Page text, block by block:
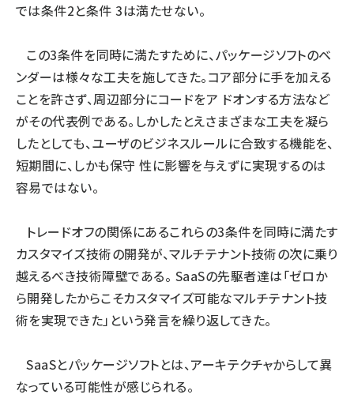
では条件2と条件 3は満たせない。
この3条件を同時に満たすために、パッケージソフトのベ
ンダーは様々な工夫を施してきた。コア部分に手を加える
ことを許さず、周辺部分にコードをア ドオンする方法など
がその代表例である。しかしたとえさまざまな工夫を凝ら
したとしても、ユーザのビジネスルールに合致する機能を、
短期間に、しかも保守 性に影響を与えずに実現するのは
容易ではない。
トレードオフの関係にあるこれらの3条件を同時に満たす
カスタマイズ技術の開発が、マルチテナント技術の次に乗り
越えるべき技術障壁である。 SaaSの先駆者達は「ゼロか
ら開発したからこそカスタマイズ可能なマルチテナント技
術を実現できた」という発言を繰り返してきた。
SaaSとパッケージソフトとは、アーキテクチャからして異
なっている可能性が感じられる。